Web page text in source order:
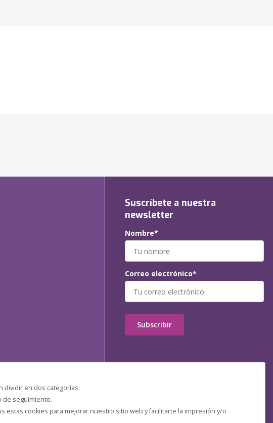
dividir en dos categorías:
de seguimiento.
estas cookies para mejorar nuestro sitio web y facilitarte la impresión y/o
Suscríbete a nuestra
newsletter
Nombre*
Correo electrónico*
Subscribir